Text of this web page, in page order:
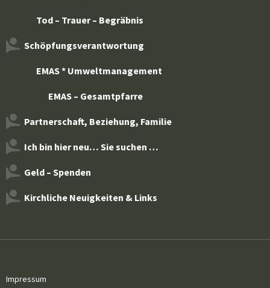
Tod – Trauer – Begräbnis
Schöpfungsverantwortung
EMAS * Umweltmanagement
EMAS – Gesamtpfarre
Partnerschaft, Beziehung, Familie
Ich bin hier neu… Sie suchen …
Geld – Spenden
Kirchliche Neuigkeiten & Links
Impressum